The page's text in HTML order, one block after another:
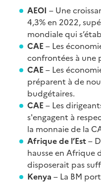
AEOI – Une
4,3% en 2022,
mondiale qui
CAE– Les
confrontées à une
CAE– Les
préparent à de
budgétaires.
CAE– Les
s'engagent à
la monnaie de la
Afrique de l’Est–
hausse en Afrique
disposerait pas
Kenya – La BM